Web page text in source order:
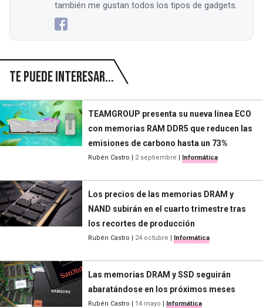
también me gustan todos los tipos de gadgets.
Te puede interesar...
TEAMGROUP presenta su nueva línea ECO
con memorias RAM DDR5 que reducen las
emisiones de carbono hasta un 73%
Rubén Castro | 2 septiembre | Informática
Los precios de las memorias DRAM y
NAND subirán en el cuarto trimestre tras
los recortes de producción
Rubén Castro | 24 octubre | Informática
Las memorias DRAM y SSD seguirán
abaratándose en los próximos meses
Rubén Castro | 14 mayo | Informática